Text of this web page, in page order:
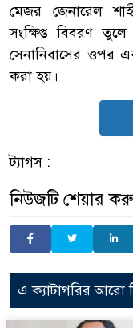
মেজর জেনারেল
সংক্ষিপ্ত বিবরণ
সেনানিবাসের ওপর
করা হয়।
ট্যাগস :
নিউজটি শেয়ার
এ ক্যাটাগরির আরো